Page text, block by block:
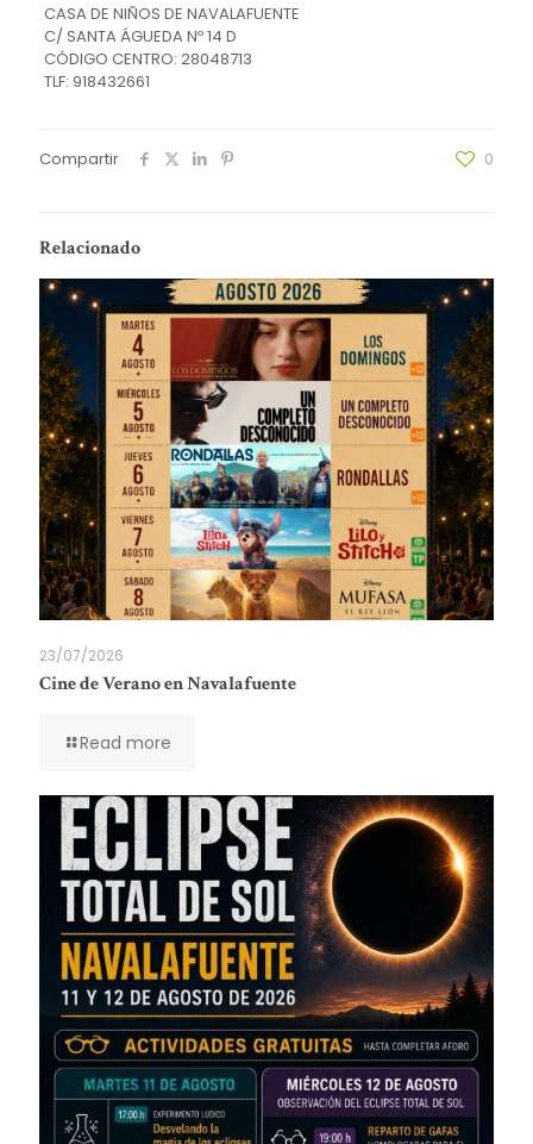
CASA DE NIÑOS DE NAVALAFUENTE
C/ SANTA ÁGUEDA Nº 14 D
CÓDIGO CENTRO: 28048713
TLF: 918432661
Compartir 0
Relacionado
23/07/2026
Cine de Verano en Navalafuente
Read more